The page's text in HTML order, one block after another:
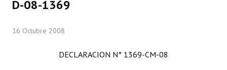
Comisiones Especiales
D-08-1369
16 Octubre 2008
DECLARACION N° 1369-CM-08